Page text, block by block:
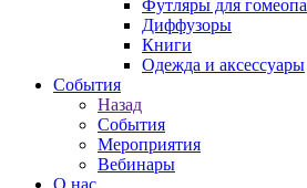
Футляры для
Диффузоры
Книги
Одежда и аксессуары
События
Назад
События
Мероприятия
Вебинары
О нас